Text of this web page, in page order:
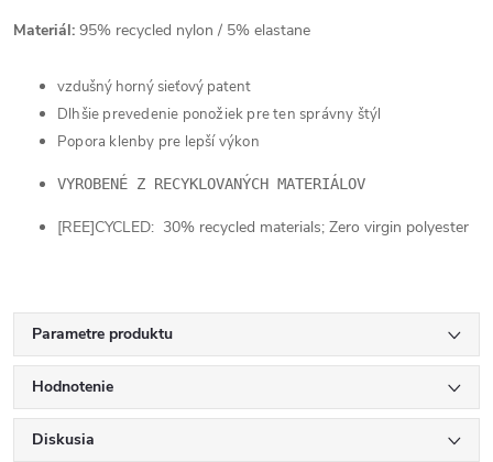
Materiál: 95% recycled nylon / 5% elastane
vzdušný horný sieťový patent
Dlhšie prevedenie ponožiek pre ten správny štýl
Popora klenby pre lepší výkon
VYROBENÉ Z RECYKLOVANÝCH MATERIÁLOV
[REE]CYCLED: 30% recycled materials; Zero virgin polyester
Parametre produktu
Hodnotenie
Diskusia